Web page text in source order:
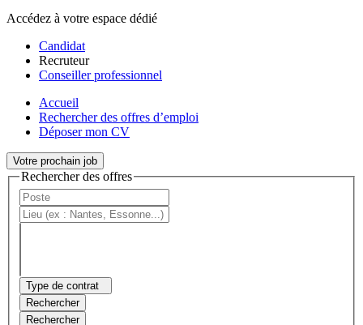
Accédez à votre espace dédié
Candidat
Recruteur
Conseiller professionnel
Accueil
Rechercher des offres d’emploi
Déposer mon CV
Votre prochain job
Rechercher des offres
Type de contrat
Rechercher
Rechercher